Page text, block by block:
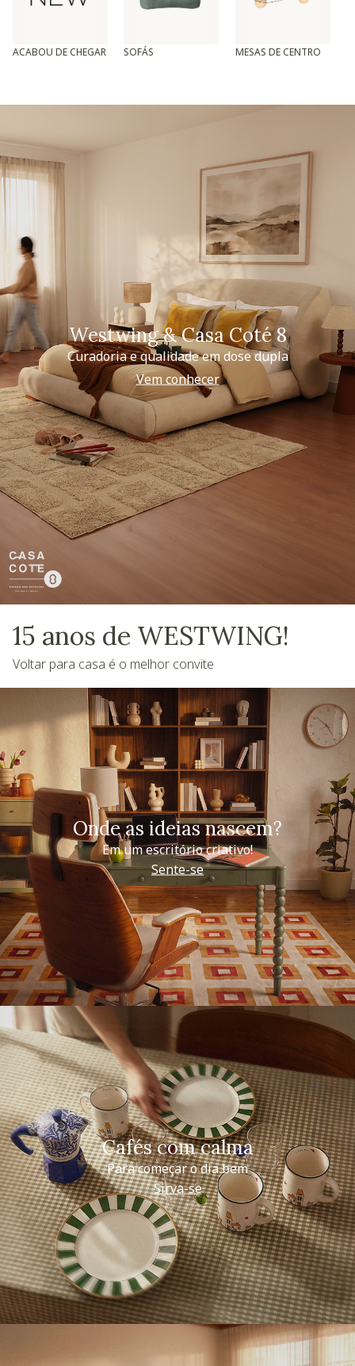
ACABOU DE CHEGAR SOFÁS MESAS DE CENTRO
Westwing & Casa Coté 8
Curadoria e qualidade em dose dupla
Vem conhecer
15 anos de WESTWING!
Voltar para casa é o melhor convite
Onde as ideias nascem?
Em um escritório criativo!
Sente-se
Cafés com calma
Para começar o dia bem
Sirva-se